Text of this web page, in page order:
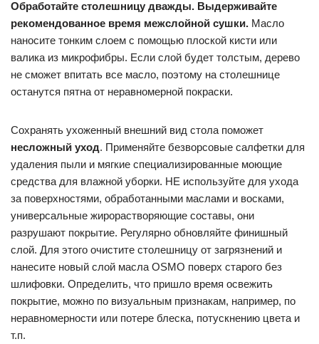
Обработайте столешницу дважды. Выдерживайте
рекомендованное время межслойной сушки. Масло
наносите тонким слоем с помощью плоской кисти или
валика из микрофибры. Если слой будет толстым, дерево
не сможет впитать все масло, поэтому на столешнице
останутся пятна от неравномерной покраски.
Сохранять ухоженный внешний вид стола поможет
несложный уход. Применяйте безворсовые салфетки для
удаления пыли и мягкие специализированные моющие
средства для влажной уборки. НЕ используйте для ухода
за поверхностями, обработанными маслами и восками,
универсальные жирорастворяющие составы, они
разрушают покрытие. Регулярно обновляйте финишный
слой. Для этого очистите столешницу от загрязнений и
нанесите новый слой масла OSMO поверх старого без
шлифовки. Определить, что пришло время освежить
покрытие, можно по визуальным признакам, например, по
неравномерности или потере блеска, потускнению цвета и
т.п.